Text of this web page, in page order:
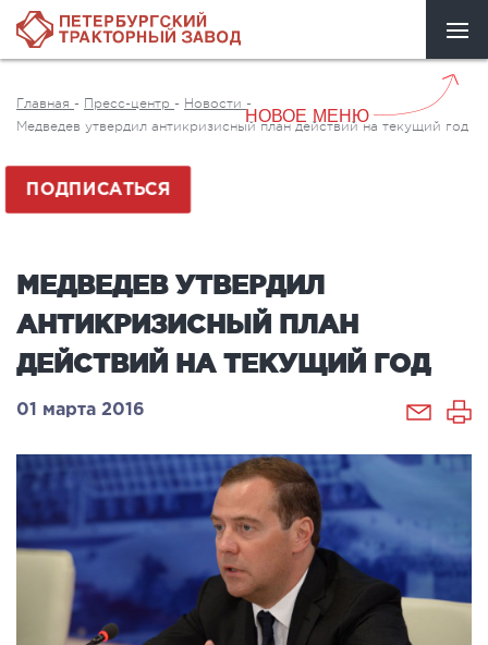
НОВОЕ МЕНЮ
Главная - Пресс-центр - Новости -
Медведев утвердил антикризисный план действий на текущий год
ПОДПИСАТЬСЯ
МЕДВЕДЕВ УТВЕРДИЛ
АНТИКРИЗИСНЫЙ ПЛАН
ДЕЙСТВИЙ НА ТЕКУЩИЙ ГОД
01 марта 2016